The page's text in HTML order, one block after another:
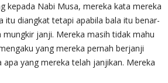
kepada Nabi Musa, mereka kata mereka
itu diangkat tetapi apabila bala itu benar-
janji. Mereka masih tidak mahu
yang mereka pernah berjanji
apa yang mereka telah janjikan. Mereka